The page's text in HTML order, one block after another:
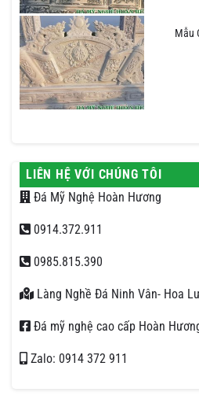
Mẫu
LIÊN HỆ VỚI CHÚNG TÔI
Đá Mỹ Nghệ Hoàn Hương
0914.372.911
0985.815.390
Làng Nghề Đá Ninh Vân- Hoa
Đá mỹ nghệ cao cấp Hoàn
Zalo: 0914 372 911